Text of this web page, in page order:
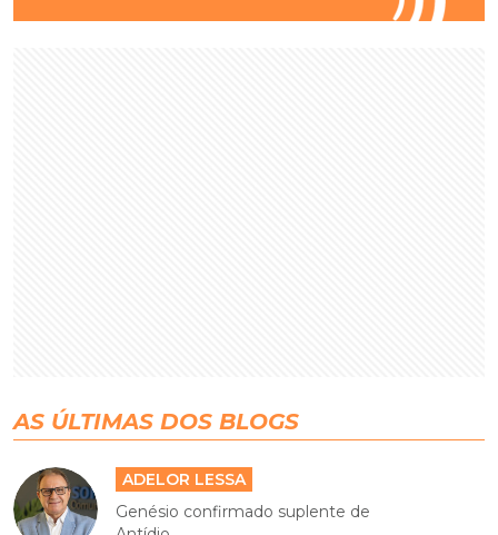
AS ÚLTIMAS DOS BLOGS
ADELOR LESSA
Genésio confirmado suplente de